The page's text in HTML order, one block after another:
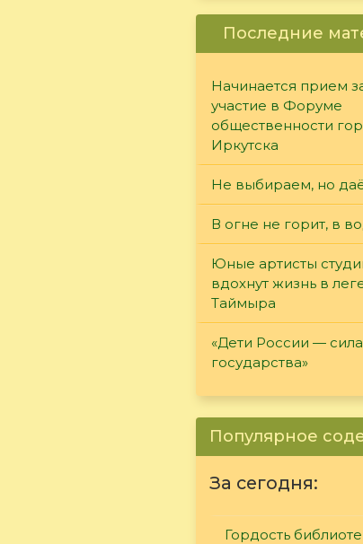
Последние
Начинается прием
участие в Форуме
общественности
Иркутска
Не выбираем, но
В огне не горит, в
Юные артисты
вдохнут жизнь в
Таймыра
«Дети России — сила
государства»
Популярное
За сегодня:
Гордость